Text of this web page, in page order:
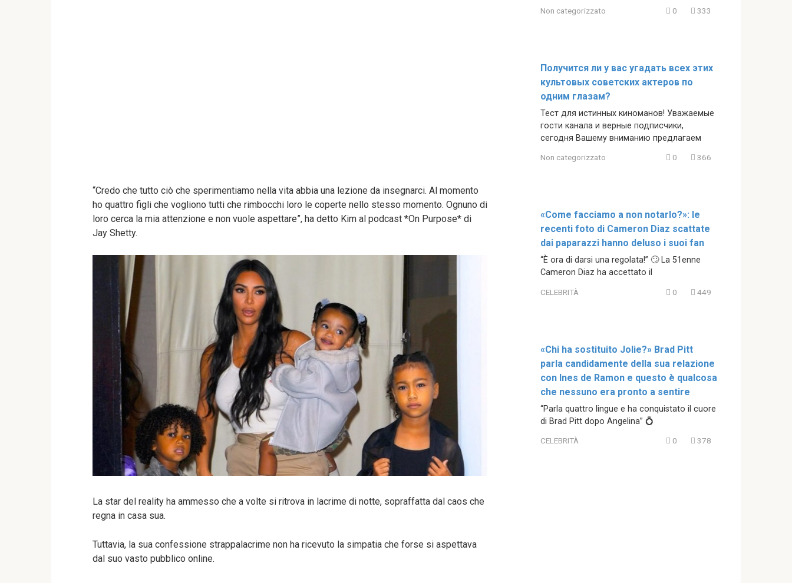
“Credo che tutto ciò che sperimentiamo nella vita abbia una lezione da insegnarci. Al momento
ho quattro figli che vogliono tutti che rimbocchi loro le coperte nello stesso momento. Ognuno di
loro cerca la mia attenzione e non vuole aspettare”, ha detto Kim al podcast *On Purpose* di
Jay Shetty.
La star del reality ha ammesso che a volte si ritrova in lacrime di notte, sopraffatta dal caos che
regna in casa sua.
Tuttavia, la sua confessione strappalacrime non ha ricevuto la simpatia che forse si aspettava
dal suo vasto pubblico online.
Non categorizzato 0 333
Получится ли у вас угадать всех этих
культовых советских актеров по
одним глазам?
Тест для истинных киноманов! Уважаемые
гости канала и верные подписчики,
сегодня Вашему вниманию предлагаем
Non categorizzato 0 366
«Come facciamo a non notarlo?»: le
recenti foto di Cameron Diaz scattate
dai paparazzi hanno deluso i suoi fan
“È ora di darsi una regolata!” 🙄 La 51enne
Cameron Diaz ha accettato il
CELEBRITÀ 0 449
«Chi ha sostituito Jolie?» Brad Pitt
parla candidamente della sua relazione
con Ines de Ramon e questo è qualcosa
che nessuno era pronto a sentire
“Parla quattro lingue e ha conquistato il cuore
di Brad Pitt dopo Angelina” 💍
CELEBRITÀ 0 378